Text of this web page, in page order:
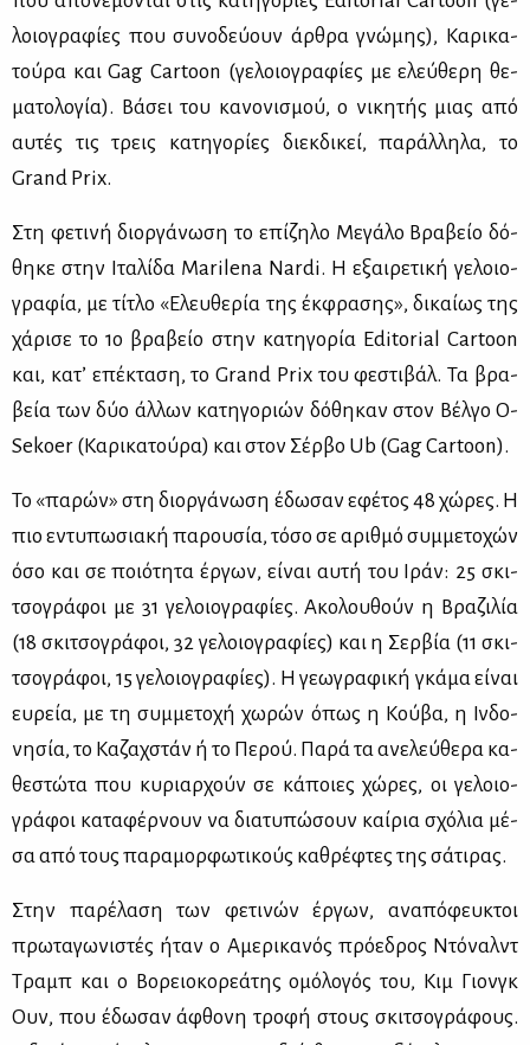
λοιο­γρα­φί­ες που συ­νο­δεύ­ουν άρ­θρα γνώ­μης), Κα­ρι­κα­
τού­ρα και Gag Cartoon (γε­λοιο­γρα­φί­ες με ελεύ­θε­ρη θε­
μα­το­λο­γία). Βά­σει του κα­νο­νι­σμού, ο νι­κη­τής μιας από
αυ­τές τις τρεις κα­τη­γο­ρί­ες διεκ­δι­κεί, πα­ράλ­λη­λα, το
Grand Prix.
Στη φε­τι­νή διορ­γά­νω­ση το επί­ζη­λο Με­γά­λο Βρα­βείο δό­
θη­κε στην Ιτα­λί­δα Marilena Nardi. Η εξαι­ρε­τι­κή γε­λοιο­
γρα­φία, με τί­τλο «Ελευ­θε­ρία της έκ­φρα­σης», δι­καί­ως της
χά­ρι­σε το 1ο βρα­βείο στην κα­τη­γο­ρία Editorial Cartoon
και, κα­τ’ επέ­κτα­ση, το Grand Prix του φε­στι­βάλ. Τα βρα­
βεία των δύο άλ­λων κα­τη­γο­ριών δό­θη­καν στον Βέλ­γο O-
Sekoer (Κα­ρι­κα­τού­ρα) και στον Σέρ­βο Ub (Gag Cartoon).
Το «πα­ρών» στη διορ­γά­νω­ση έδω­σαν εφέ­τος 48 χώ­ρες. Η
πιο εντυ­πω­σια­κή πα­ρου­σία, τό­σο σε αριθ­μό συμ­με­το­χών
όσο και σε ποιό­τη­τα έρ­γων, εί­ναι αυ­τή του Ιράν: 25 σκι­
τσο­γρά­φοι με 31 γε­λοιο­γρα­φί­ες. Ακο­λου­θούν η Βρα­ζι­λία
(18 σκι­τσο­γρά­φοι, 32 γε­λοιο­γρα­φί­ες) και η Σερ­βία (11 σκι­
τσο­γρά­φοι, 15 γε­λοιο­γρα­φί­ες). Η γε­ω­γρα­φι­κή γκά­μα εί­ναι
ευ­ρεία, με τη συμ­με­το­χή χω­ρών όπως η Κού­βα, η Ιν­δο­
νη­σία, το Κα­ζαχ­στάν ή το Πε­ρού. Πα­ρά τα ανε­λεύ­θε­ρα κα­
θε­στώ­τα που κυ­ριαρ­χούν σε κά­ποιες χώ­ρες, οι γε­λοιο­
γρά­φοι κα­τα­φέρ­νουν να δια­τυ­πώ­σουν καί­ρια σχό­λια μέ­
σα από τους πα­ρα­μορ­φω­τι­κούς κα­θρέ­φτες της σά­τι­ρας.
Στην πα­ρέ­λα­ση των φε­τι­νών έρ­γων, ανα­πό­φευ­κτοι
πρω­τα­γω­νι­στές ήταν ο Αμε­ρι­κα­νός πρό­ε­δρος Ντό­ναλντ
Τραμπ και ο Βο­ρειο­κο­ρε­ά­της ομό­λο­γός του, Κιμ Γιονγκ
Ουν, που έδω­σαν άφθο­νη τρο­φή στους σκι­τσο­γρά­φους.